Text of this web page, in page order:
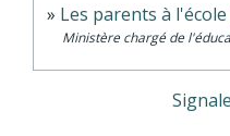
Les parents à l'école
Ministère chargé de